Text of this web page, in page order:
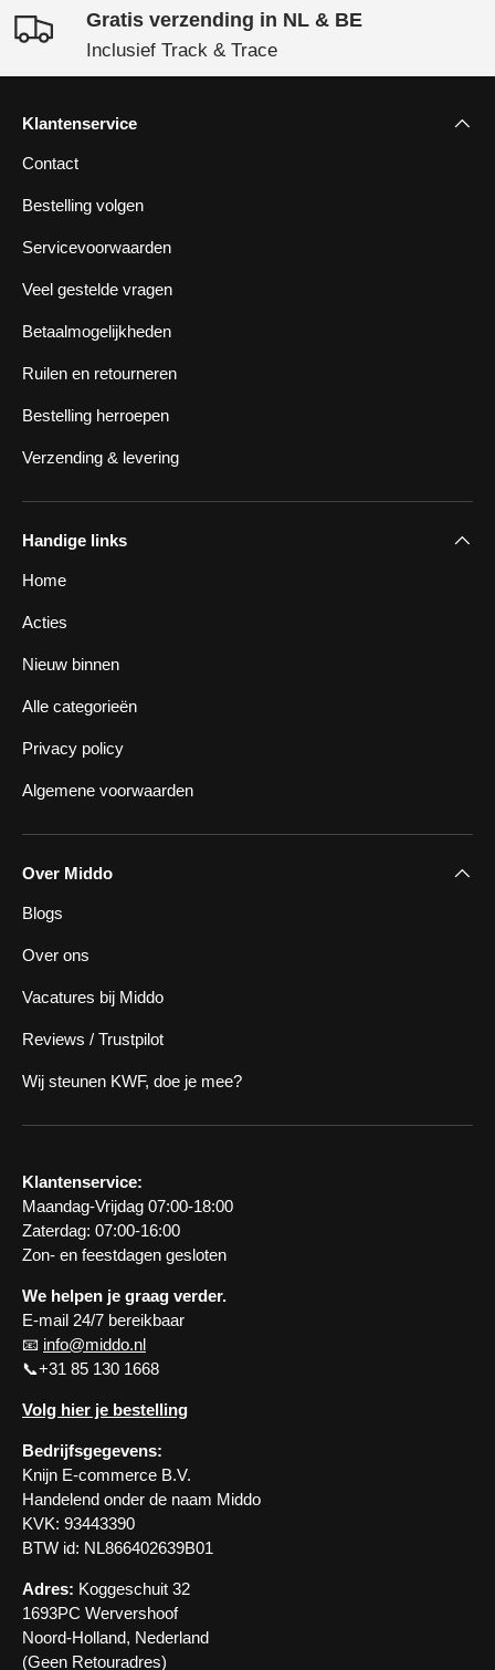
Gratis verzending in NL & BE
Inclusief Track & Trace
Klantenservice
Contact
Bestelling volgen
Servicevoorwaarden
Veel gestelde vragen
Betaalmogelijkheden
Ruilen en retourneren
Bestelling herroepen
Verzending & levering
Handige links
Home
Acties
Nieuw binnen
Alle categorieën
Privacy policy
Algemene voorwaarden
Over Middo
Blogs
Over ons
Vacatures bij Middo
Reviews / Trustpilot
Wij steunen KWF, doe je mee?
Klantenservice:
Maandag-Vrijdag 07:00-18:00
Zaterdag: 07:00-16:00
Zon- en feestdagen gesloten
We helpen je graag verder.
E-mail 24/7 bereikbaar
📧 info@middo.nl
📞+31 85 130 1668
Volg hier je bestelling
Bedrijfsgegevens:
Knijn E-commerce B.V.
Handelend onder de naam Middo
KVK: 93443390
BTW id: NL866402639B01
Adres: Koggeschuit 32
1693PC Wervershoof
Noord-Holland, Nederland
(Geen Retouradres)